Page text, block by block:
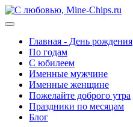
Главная - День рождения
По годам
С юбилеем
Именные мужчине
Именные женщине
Пожелайте доброго утра
Праздники по месяцам
Блог